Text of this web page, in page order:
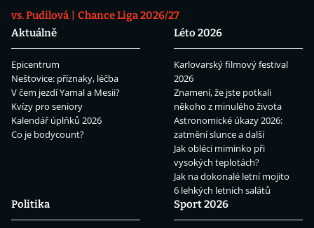
vs. Pudilová
Chance Liga 2026/27
Aktuálně
Epicentrum
Neštovice: příznaky, léčba
V čem jezdí Yamal a Mesii?
Kvízy pro seniory
Kalendář úplňků 2026
Co je bodycount?
Léto 2026
Karlovarský filmový festival
2026
Znamení, že jste potkali
někoho z minulého života
Astronomické úkazy 2026:
zatmění slunce a další
Jak obléci miminko při
vysokých teplotách?
Jak na dokonalé letní mojito
6 lehkých letních salátů
Politika
Sport 2026